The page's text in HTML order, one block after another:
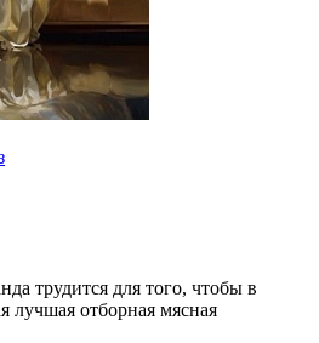
трудится для того, чтобы в
лучшая отборная мясная